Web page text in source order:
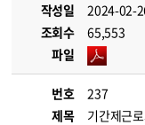
작성일
2024-02-
조회수
65,553
파일
번호
237
제목
기간제근